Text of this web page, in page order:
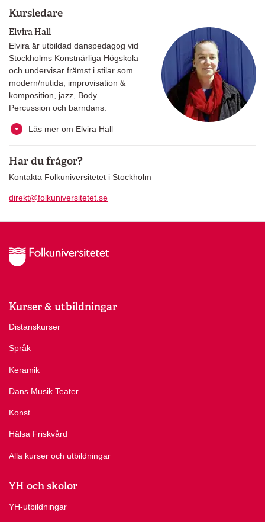
Kursledare
Elvira Hall
Elvira är utbildad danspedagog vid
Stockholms Konstnärliga Högskola
och undervisar främst i stilar som
modern/nutida, improvisation &
komposition, jazz, Body
Percussion och barndans.
Läs mer om Elvira Hall
Har du frågor?
Kontakta Folkuniversitetet i Stockholm
direkt@folkuniversitetet.se
Kurser & utbildningar
Distanskurser
Språk
Keramik
Dans Musik Teater
Konst
Hälsa Friskvård
Alla kurser och utbildningar
YH och skolor
YH-utbildningar